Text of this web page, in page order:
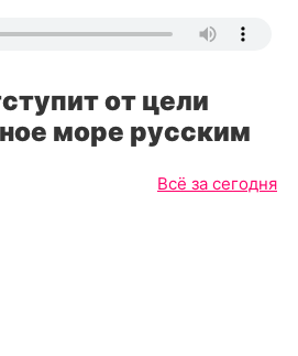
от цели
море русским
Всё за сегодня